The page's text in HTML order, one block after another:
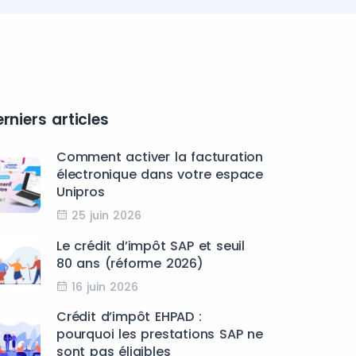
articles
Comment activer la facturation
électronique dans votre espace
Unipros
25 juin 2026
Le crédit d’impôt SAP et seuil
80 ans (réforme 2026)
16 juin 2026
Crédit d’impôt EHPAD :
pourquoi les prestations SAP ne
sont pas éligibles